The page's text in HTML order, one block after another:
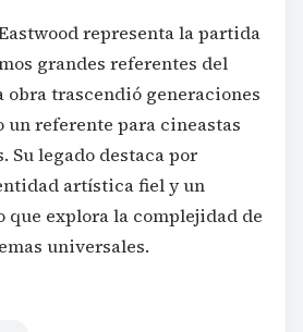
representa la partida
grandes referentes del
obra trascendió generaciones
un referente para cineastas
Su legado destaca por
artística fiel y un
que explora la complejidad de
universales.